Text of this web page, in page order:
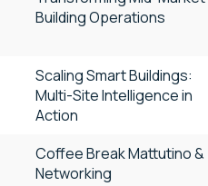
Building Operations
Scaling Smart Buildings:
Multi‑Site Intelligence in
Action
Coffee Break Mattutino &
Networking